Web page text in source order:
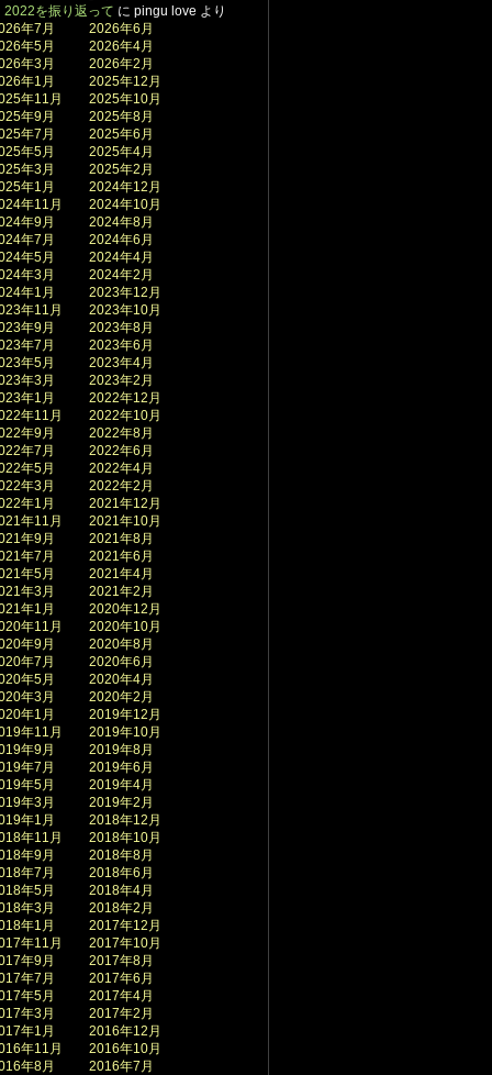
2022を振り返って に pingu love より
年7月
2026年6月
年5月
2026年4月
年3月
2026年2月
年1月
2025年12月
年11月
2025年10月
年9月
2025年8月
年7月
2025年6月
年5月
2025年4月
年3月
2025年2月
年1月
2024年12月
年11月
2024年10月
年9月
2024年8月
年7月
2024年6月
年5月
2024年4月
年3月
2024年2月
年1月
2023年12月
年11月
2023年10月
年9月
2023年8月
年7月
2023年6月
年5月
2023年4月
年3月
2023年2月
年1月
2022年12月
年11月
2022年10月
年9月
2022年8月
年7月
2022年6月
年5月
2022年4月
年3月
2022年2月
年1月
2021年12月
年11月
2021年10月
年9月
2021年8月
年7月
2021年6月
年5月
2021年4月
年3月
2021年2月
年1月
2020年12月
年11月
2020年10月
年9月
2020年8月
年7月
2020年6月
年5月
2020年4月
年3月
2020年2月
年1月
2019年12月
年11月
2019年10月
年9月
2019年8月
年7月
2019年6月
年5月
2019年4月
年3月
2019年2月
年1月
2018年12月
年11月
2018年10月
年9月
2018年8月
年7月
2018年6月
年5月
2018年4月
年3月
2018年2月
年1月
2017年12月
年11月
2017年10月
年9月
2017年8月
年7月
2017年6月
年5月
2017年4月
年3月
2017年2月
年1月
2016年12月
年11月
2016年10月
年8月
2016年7月